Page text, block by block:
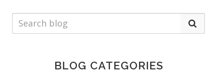
BLOG CATEGORIES